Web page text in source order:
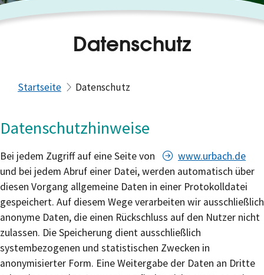
Datenschutz
Startseite Datenschutz
Datenschutzhinweise
Bei jedem Zugriff auf eine Seite von
www.urbach.de
und bei jedem Abruf einer Datei, werden automatisch über
diesen Vorgang allgemeine Daten in einer Protokolldatei
gespeichert. Auf diesem Wege verarbeiten wir ausschließlich
anonyme Daten, die einen Rückschluss auf den Nutzer nicht
zulassen. Die Speicherung dient ausschließlich
systembezogenen und statistischen Zwecken in
anonymisierter Form. Eine Weitergabe der Daten an Dritte